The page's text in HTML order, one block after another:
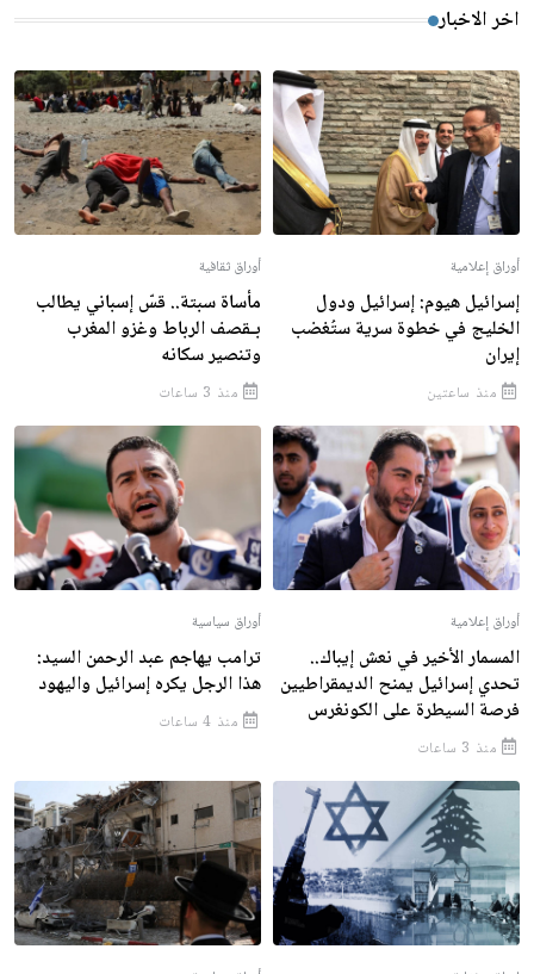
اخر الاخبار
أوراق إعلامية
إسرائيل هيوم: إسرائيل ودول
الخليج في خطوة سرية ستُغضب
إيران
منذ ساعتين
أوراق ثقافية
مأساة سبتة.. قسّ إسباني يطالب
بـقصف الرباط وغزو المغرب
وتنصير سكانه
منذ 3 ساعات
أوراق إعلامية
المسمار الأخير في نعش إيباك..
تحدي إسرائيل يمنح الديمقراطيين
فرصة السيطرة على الكونغرس
منذ 3 ساعات
أوراق سياسية
ترامب يهاجم عبد الرحمن السيد:
هذا الرجل يكره إسرائيل واليهود
منذ 4 ساعات